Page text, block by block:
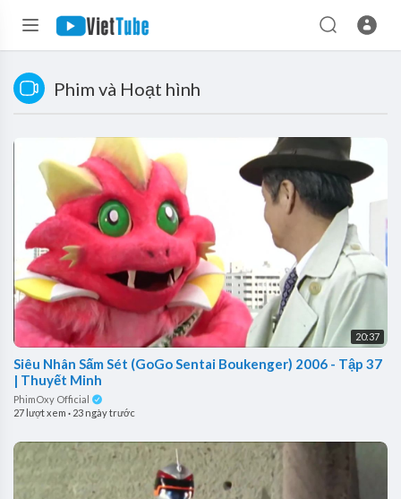
Phim và Hoạt hình
20:37
Siêu Nhân Sấm Sét (GoGo Sentai Boukenger) 2006 - Tập 37
| Thuyết Minh
PhimOxy Official
27 lượt xem · 23 ngày trước